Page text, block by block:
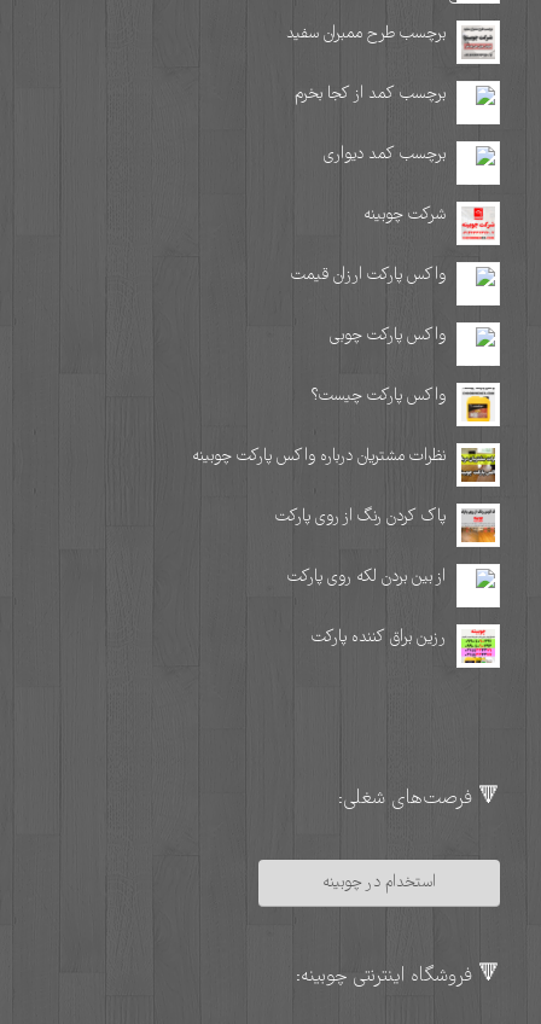
برچسب طرح ممبران سفید
برچسب کمد از کجا بخرم
برچسب کمد دیواری
شرکت چوبینه
واکس پارکت ارزان قیمت
واکس پارکت چوبی
واکس پارکت چیست؟
نظرات مشتریان درباره واکس پارکت چوبینه
پاک کردن رنگ از روی پارکت
از بین بردن لکه روی پارکت
رزین براق کننده پارکت
🔻 فرصت‌های شغلی:
استخدام در چوبینه
🔻 فروشگاه اینترنتی چوبینه: